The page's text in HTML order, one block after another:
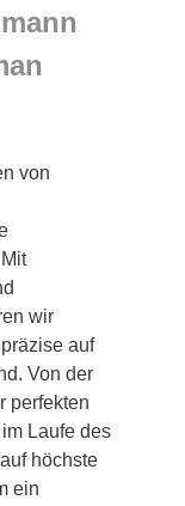
von
wir
auf
Von der
perfekten
Laufe des
höchste
ein